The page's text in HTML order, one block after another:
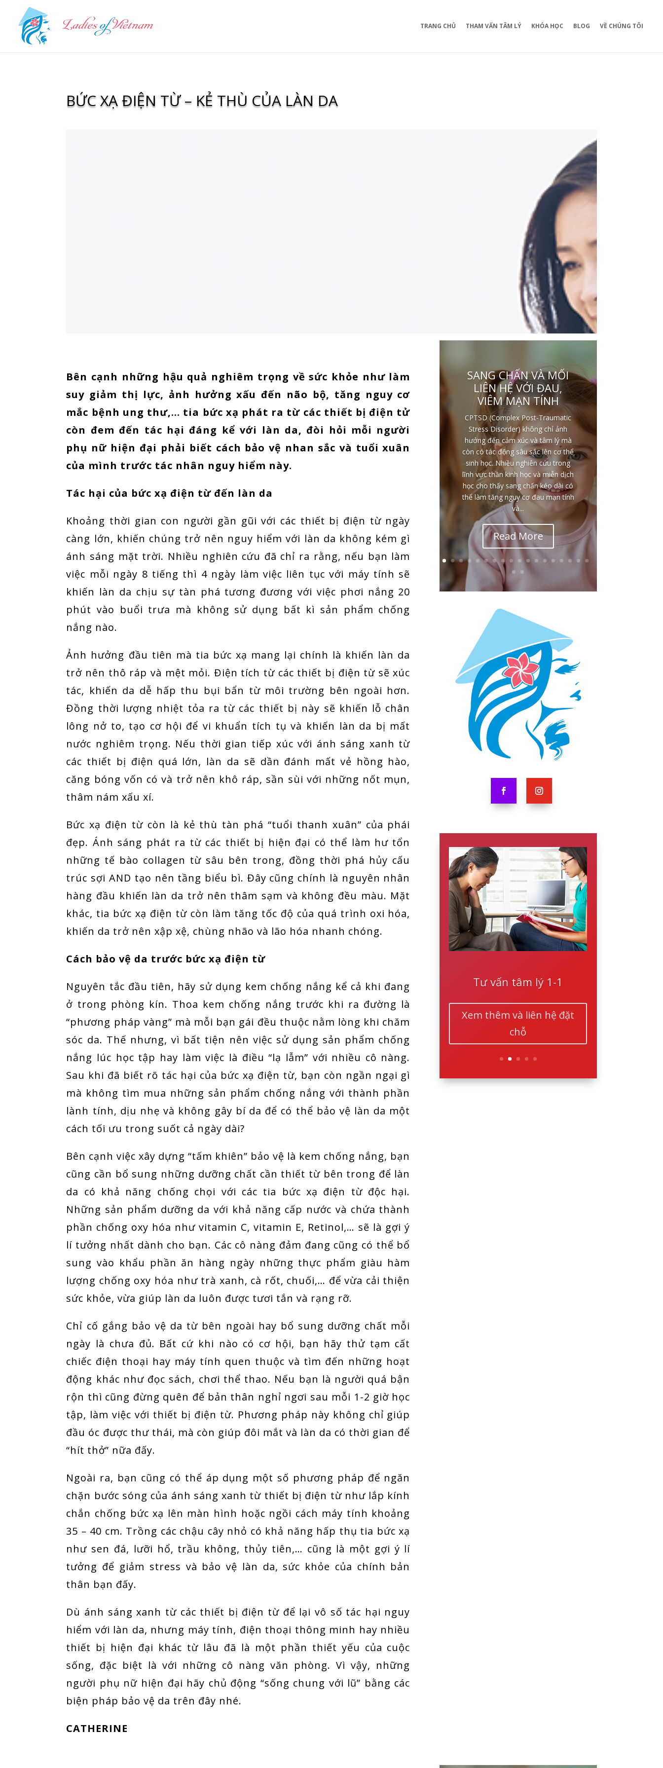
TRANG CHỦ THAM VẤN TÂM LÝ KHÓA HỌC BLOG VỀ CHÚNG TÔI
BỨC XẠ ĐIỆN TỪ – KẺ THÙ CỦA LÀN DA
Bên cạnh những hậu quả nghiêm trọng về sức khỏe như làm
suy giảm thị lực, ảnh hưởng xấu đến não bộ, tăng nguy cơ
mắc bệnh ung thư,… tia bức xạ phát ra từ các thiết bị điện tử
còn đem đến tác hại đáng kể với làn da, đòi hỏi mỗi người
phụ nữ hiện đại phải biết cách bảo vệ nhan sắc và tuổi xuân
của mình trước tác nhân nguy hiểm này.
Tác hại của bức xạ điện từ đến làn da
Khoảng thời gian con người gần gũi với các thiết bị điện từ ngày
càng lớn, khiến chúng trở nên nguy hiểm với làn da không kém gì
ánh sáng mặt trời. Nhiều nghiên cứu đã chỉ ra rằng, nếu bạn làm
việc mỗi ngày 8 tiếng thì 4 ngày làm việc liên tục với máy tính sẽ
khiến làn da chịu sự tàn phá tương đương với việc phơi nắng 20
phút vào buổi trưa mà không sử dụng bất kì sản phẩm chống
nắng nào.
Ảnh hưởng đầu tiên mà tia bức xạ mang lại chính là khiến làn da
trở nên thô ráp và mệt mỏi. Điện tích từ các thiết bị điện từ sẽ xúc
tác, khiến da dễ hấp thu bụi bẩn từ môi trường bên ngoài hơn.
Đồng thời lượng nhiệt tỏa ra từ các thiết bị này sẽ khiến lỗ chân
lông nở to, tạo cơ hội để vi khuẩn tích tụ và khiến làn da bị mất
nước nghiêm trọng. Nếu thời gian tiếp xúc với ánh sáng xanh từ
các thiết bị điện quá lớn, làn da sẽ dần đánh mất vẻ hồng hào,
căng bóng vốn có và trở nên khô ráp, sần sùi với những nốt mụn,
thâm nám xấu xí.
Bức xạ điện từ còn là kẻ thù tàn phá “tuổi thanh xuân” của phái
đẹp. Ánh sáng phát ra từ các thiết bị hiện đại có thể làm hư tổn
những tế bào collagen từ sâu bên trong, đồng thời phá hủy cấu
trúc sợi AND tạo nên tầng biểu bì. Đây cũng chính là nguyên nhân
hàng đầu khiến làn da trở nên thâm sạm và không đều màu. Mặt
khác, tia bức xạ điện từ còn làm tăng tốc độ của quá trình oxi hóa,
khiến da trở nên xập xệ, chùng nhão và lão hóa nhanh chóng.
Cách bảo vệ da trước bức xạ điện từ
Nguyên tắc đầu tiên, hãy sử dụng kem chống nắng kể cả khi đang
ở trong phòng kín. Thoa kem chống nắng trước khi ra đường là
“phương pháp vàng” mà mỗi bạn gái đều thuộc nằm lòng khi chăm
sóc da. Thế nhưng, vì bất tiện nên việc sử dụng sản phẩm chống
nắng lúc học tập hay làm việc là điều “lạ lẫm” với nhiều cô nàng.
Sau khi đã biết rõ tác hại của bức xạ điện từ, bạn còn ngần ngại gì
mà không tìm mua những sản phẩm chống nắng với thành phần
lành tính, dịu nhẹ và không gây bí da để có thể bảo vệ làn da một
cách tối ưu trong suốt cả ngày dài?
Bên cạnh việc xây dựng “tấm khiên” bảo vệ là kem chống nắng, bạn
cũng cần bổ sung những dưỡng chất cần thiết từ bên trong để làn
da có khả năng chống chọi với các tia bức xạ điện từ độc hại.
Những sản phẩm dưỡng da với khả năng cấp nước và chứa thành
phần chống oxy hóa như vitamin C, vitamin E, Retinol,… sẽ là gợi ý
lí tưởng nhất dành cho bạn. Các cô nàng đảm đang cũng có thể bổ
sung vào khẩu phần ăn hàng ngày những thực phẩm giàu hàm
lượng chống oxy hóa như trà xanh, cà rốt, chuối,… để vừa cải thiện
sức khỏe, vừa giúp làn da luôn được tươi tắn và rạng rỡ.
Chỉ cố gắng bảo vệ da từ bên ngoài hay bổ sung dưỡng chất mỗi
ngày là chưa đủ. Bất cứ khi nào có cơ hội, bạn hãy thử tạm cất
chiếc điện thoại hay máy tính quen thuộc và tìm đến những hoạt
động khác như đọc sách, chơi thể thao. Nếu bạn là người quá bận
rộn thì cũng đừng quên để bản thân nghỉ ngơi sau mỗi 1-2 giờ học
tập, làm việc với thiết bị điện từ. Phương pháp này không chỉ giúp
đầu óc được thư thái, mà còn giúp đôi mắt và làn da có thời gian để
“hít thở” nữa đấy.
Ngoài ra, bạn cũng có thể áp dụng một số phương pháp để ngăn
chặn bước sóng của ánh sáng xanh từ thiết bị điện từ như lắp kính
chắn chống bức xạ lên màn hình hoặc ngồi cách máy tính khoảng
35 – 40 cm. Trồng các chậu cây nhỏ có khả năng hấp thụ tia bức xạ
như sen đá, lưỡi hổ, trầu không, thủy tiên,… cũng là một gợi ý lí
tưởng để giảm stress và bảo vệ làn da, sức khỏe của chính bản
thân bạn đấy.
Dù ánh sáng xanh từ các thiết bị điện từ để lại vô số tác hại nguy
hiểm với làn da, nhưng máy tính, điện thoại thông minh hay nhiều
thiết bị hiện đại khác từ lâu đã là một phần thiết yếu của cuộc
sống, đặc biệt là với những cô nàng văn phòng. Vì vậy, những
người phụ nữ hiện đại hãy chủ động “sống chung với lũ” bằng các
biện pháp bảo vệ da trên đây nhé.
CATHERINE
SANG CHẤN VÀ MỐI
LIÊN HỆ VỚI ĐAU,
VIÊM MẠN TÍNH
CPTSD (Complex Post-Traumatic
Stress Disorder) không chỉ ảnh
hưởng đến cảm xúc và tâm lý mà
còn có tác động sâu sắc lên cơ thể
sinh học. Nhiều nghiên cứu trong
lĩnh vực thần kinh học và miễn dịch
học cho thấy sang chấn kéo dài có
thể làm tăng nguy cơ đau mạn tính
và...
Read More
Tư vấn tâm lý 1-1
Xem thêm và liên hệ đặt
chỗ